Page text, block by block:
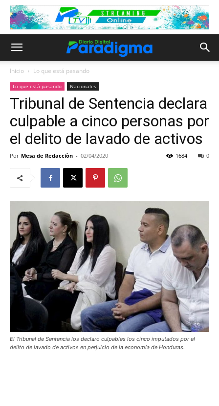
Inicio Lo que está pasando
Lo que está pasando Nacionales
Tribunal de Sentencia declara
culpable a cinco personas por
el delito de lavado de activos
Por Mesa de Redacciòn - 02/04/2020 0
1684
El Tribunal de Sentencia los declaro culpables los cinco imputados por el
delito de lavado de activos en perjuicio de la economía de Honduras.